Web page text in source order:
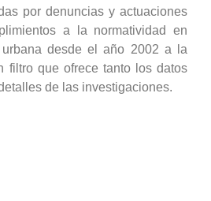
por denuncias y actuaciones
a la normatividad en
desde el año 2002 a la
filtro que ofrece tanto los datos
de las investigaciones.